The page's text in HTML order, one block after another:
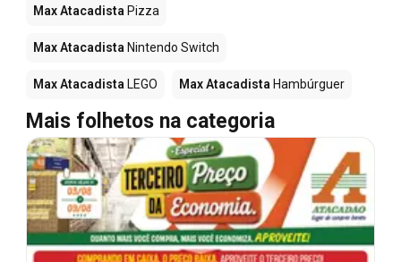
Max Atacadista Pizza
Max Atacadista Nintendo Switch
Max Atacadista LEGO Max Atacadista Hambúrguer
Mais folhetos na categoria